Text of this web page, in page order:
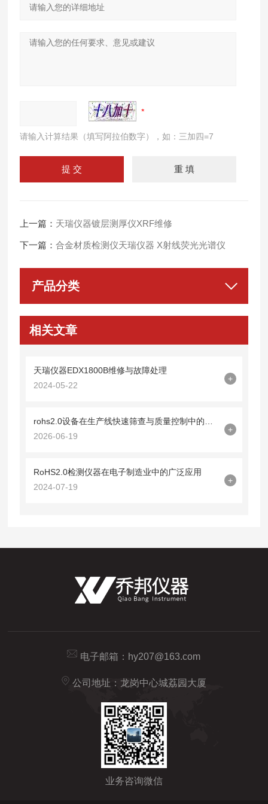
请输入计算结果（填写阿拉伯数字），如：三加四=7
上一篇： 天瑞仪器镀层测厚仪XRF维修
下一篇：合金材质检测仪天瑞仪器 X射线荧光光谱仪
产品分类
相关文章
天瑞仪器EDX1800B维修与故障处理
2024-05-22
+
2026-06-19
+
RoHS2.0检测仪器在电子制造业中的广泛应用
2024-07-19
+
电子邮箱： hy207@163.com
公司地址：龙岗中心城荔园大厦
业务咨询微信